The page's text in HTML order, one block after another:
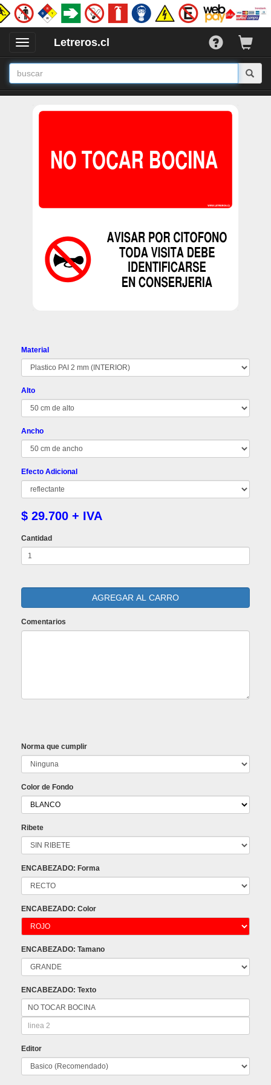
Desplegar
Ocultar
Menu
Letreros.cl
Material
Alto
Ancho
Efecto Adicional
$ 29.700 + IVA
Cantidad
Comentarios
Norma que cumplir
Color de Fondo
Ribete
ENCABEZADO: Forma
ENCABEZADO: Color
ENCABEZADO: Tamano
ENCABEZADO: Texto
Editor